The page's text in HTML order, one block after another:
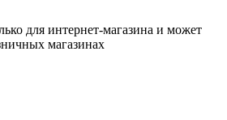
для интернет-магазина и может
магазинах